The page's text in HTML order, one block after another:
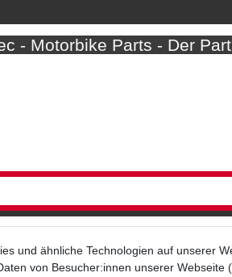
- Motorbike Parts - Der
und ähnliche Technologien auf unserer
von Besucher:innen unserer Webseite